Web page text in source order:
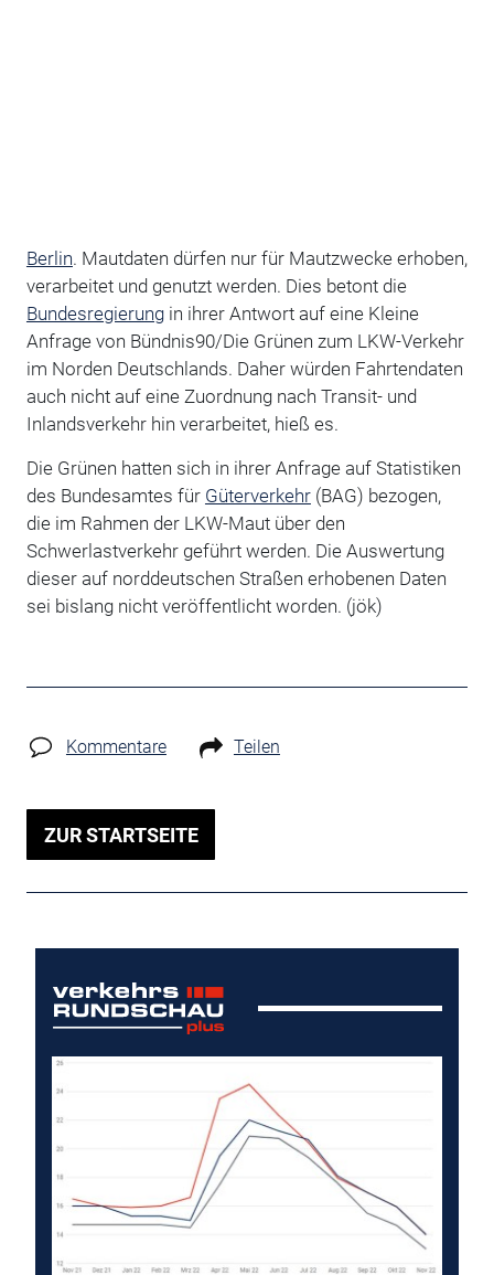
Berlin. Mautdaten dürfen nur für Mautzwecke erhoben,
verarbeitet und genutzt werden. Dies betont die
Bundesregierungin ihrer Antwort auf eine Kleine
Anfrage von Bündnis90/Die Grünen zum LKW-Verkehr
im Norden Deutschlands. Daher würden Fahrtendaten
auch nicht auf eine Zuordnung nach Transit- und
Inlandsverkehr hin verarbeitet, hieß es.
Die Grünen hatten sich in ihrer Anfrage auf Statistiken
des Bundesamtes für Güterverkehr(BAG) bezogen,
die im Rahmen der LKW-Maut über den
Schwerlastverkehr geführt werden. Die Auswertung
dieser auf norddeutschen Straßen erhobenen Daten
sei bislang nicht veröffentlicht worden. (jök)
Kommentare Teilen
ZUR STARTSEITE